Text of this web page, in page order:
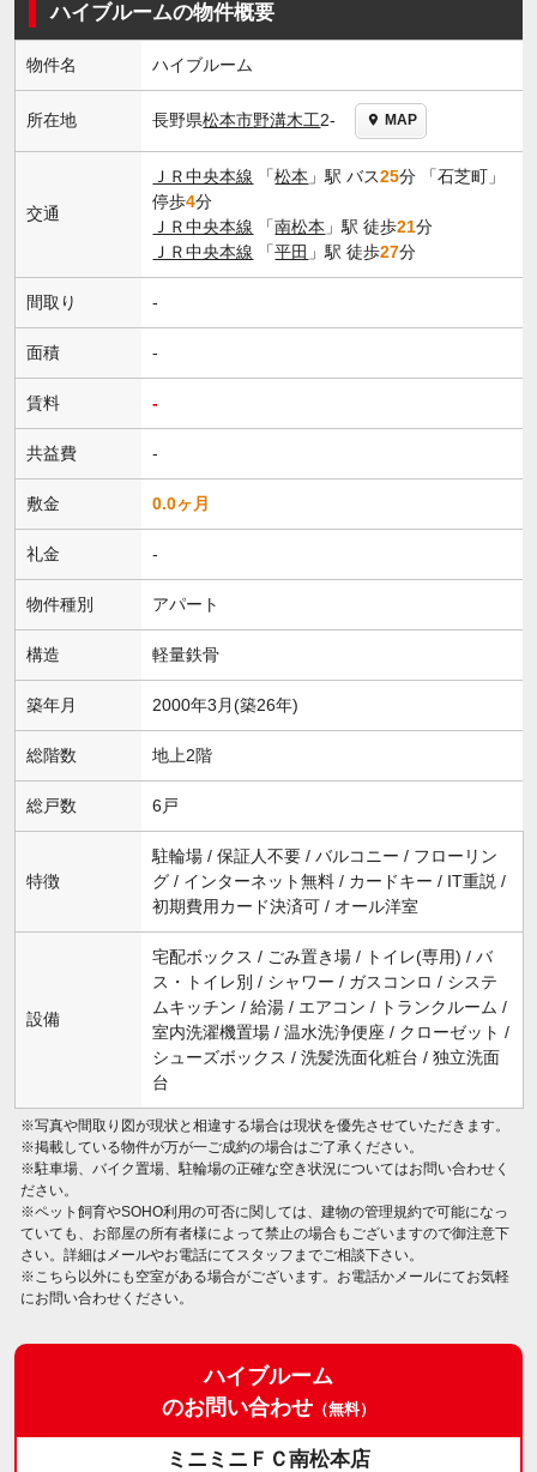
ハイブルームの物件概要
物件名 ハイブルーム
所在地 長野県松本市野溝木工2- MAP
交通
ＪＲ中央本線 「松本 」駅 バス25分 「石芝町」
停歩4分
ＪＲ中央本線 「南松本 」駅 徒歩21分
ＪＲ中央本線 「平田 」駅 徒歩27分
間取り -
面積 -
賃料 -
共益費 -
敷金 0.0ヶ月
礼金 -
物件種別 アパート
構造 軽量鉄骨
築年月 2000年3月(築26年)
総階数 地上2階
総戸数 6戸
特徴
駐輪場 / 保証人不要 / バルコニー / フローリン
グ / インターネット無料 / カードキー / IT重説 /
初期費用カード決済可 / オール洋室
設備
宅配ボックス / ごみ置き場 / トイレ(専用) / バ
ス・トイレ別 / シャワー / ガスコンロ / システ
ムキッチン / 給湯 / エアコン / トランクルーム /
室内洗濯機置場 / 温水洗浄便座 / クローゼット /
シューズボックス / 洗髪洗面化粧台 / 独立洗面
台
※写真や間取り図が現状と相違する場合は現状を優先させていただきます。
※掲載している物件が万が一ご成約の場合はご了承ください。
※駐車場、バイク置場、駐輪場の正確な空き状況についてはお問い合わせく
ださい。
※ペット飼育やSOHO利用の可否に関しては、建物の管理規約で可能になっ
ていても、お部屋の所有者様によって禁止の場合もございますので御注意下
さい。詳細はメールやお電話にてスタッフまでご相談下さい。
※こちら以外にも空室がある場合がございます。お電話かメールにてお気軽
にお問い合わせください。
ハイブルーム
のお問い合わせ （無料）
ミニミニＦＣ南松本店